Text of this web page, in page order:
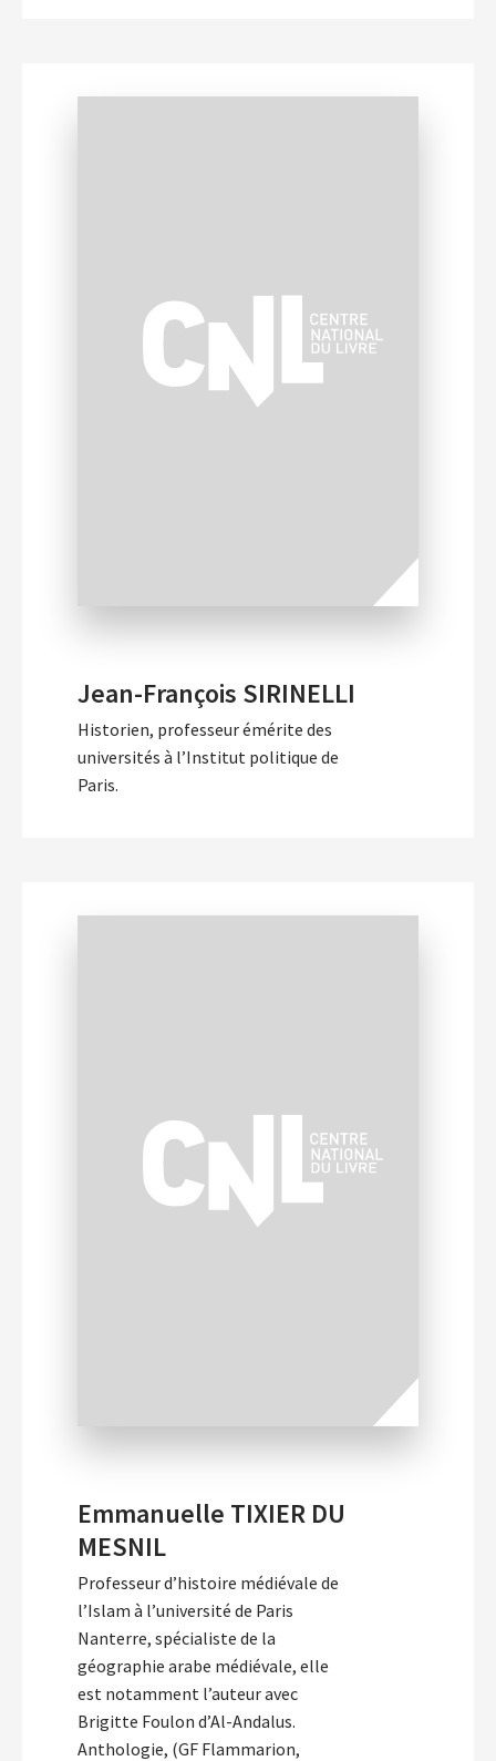
Jean-François SIRINELLI
Historien, professeur émérite des
universités à l’Institut politique de
Paris.
Emmanuelle TIXIER DU
MESNIL
Professeur d’histoire médiévale de
l’Islam à l’université de Paris
Nanterre, spécialiste de la
géographie arabe médiévale, elle
est notamment l’auteur avec
Brigitte Foulon d’Al-Andalus.
Anthologie, (GF Flammarion,